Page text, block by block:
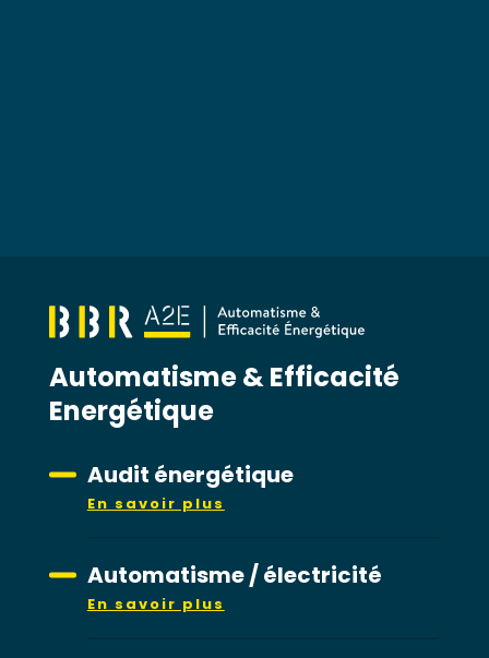
Automatisme & Efficacité
Energétique
Audit énergétique
En savoir plus
Automatisme / électricité
En savoir plus